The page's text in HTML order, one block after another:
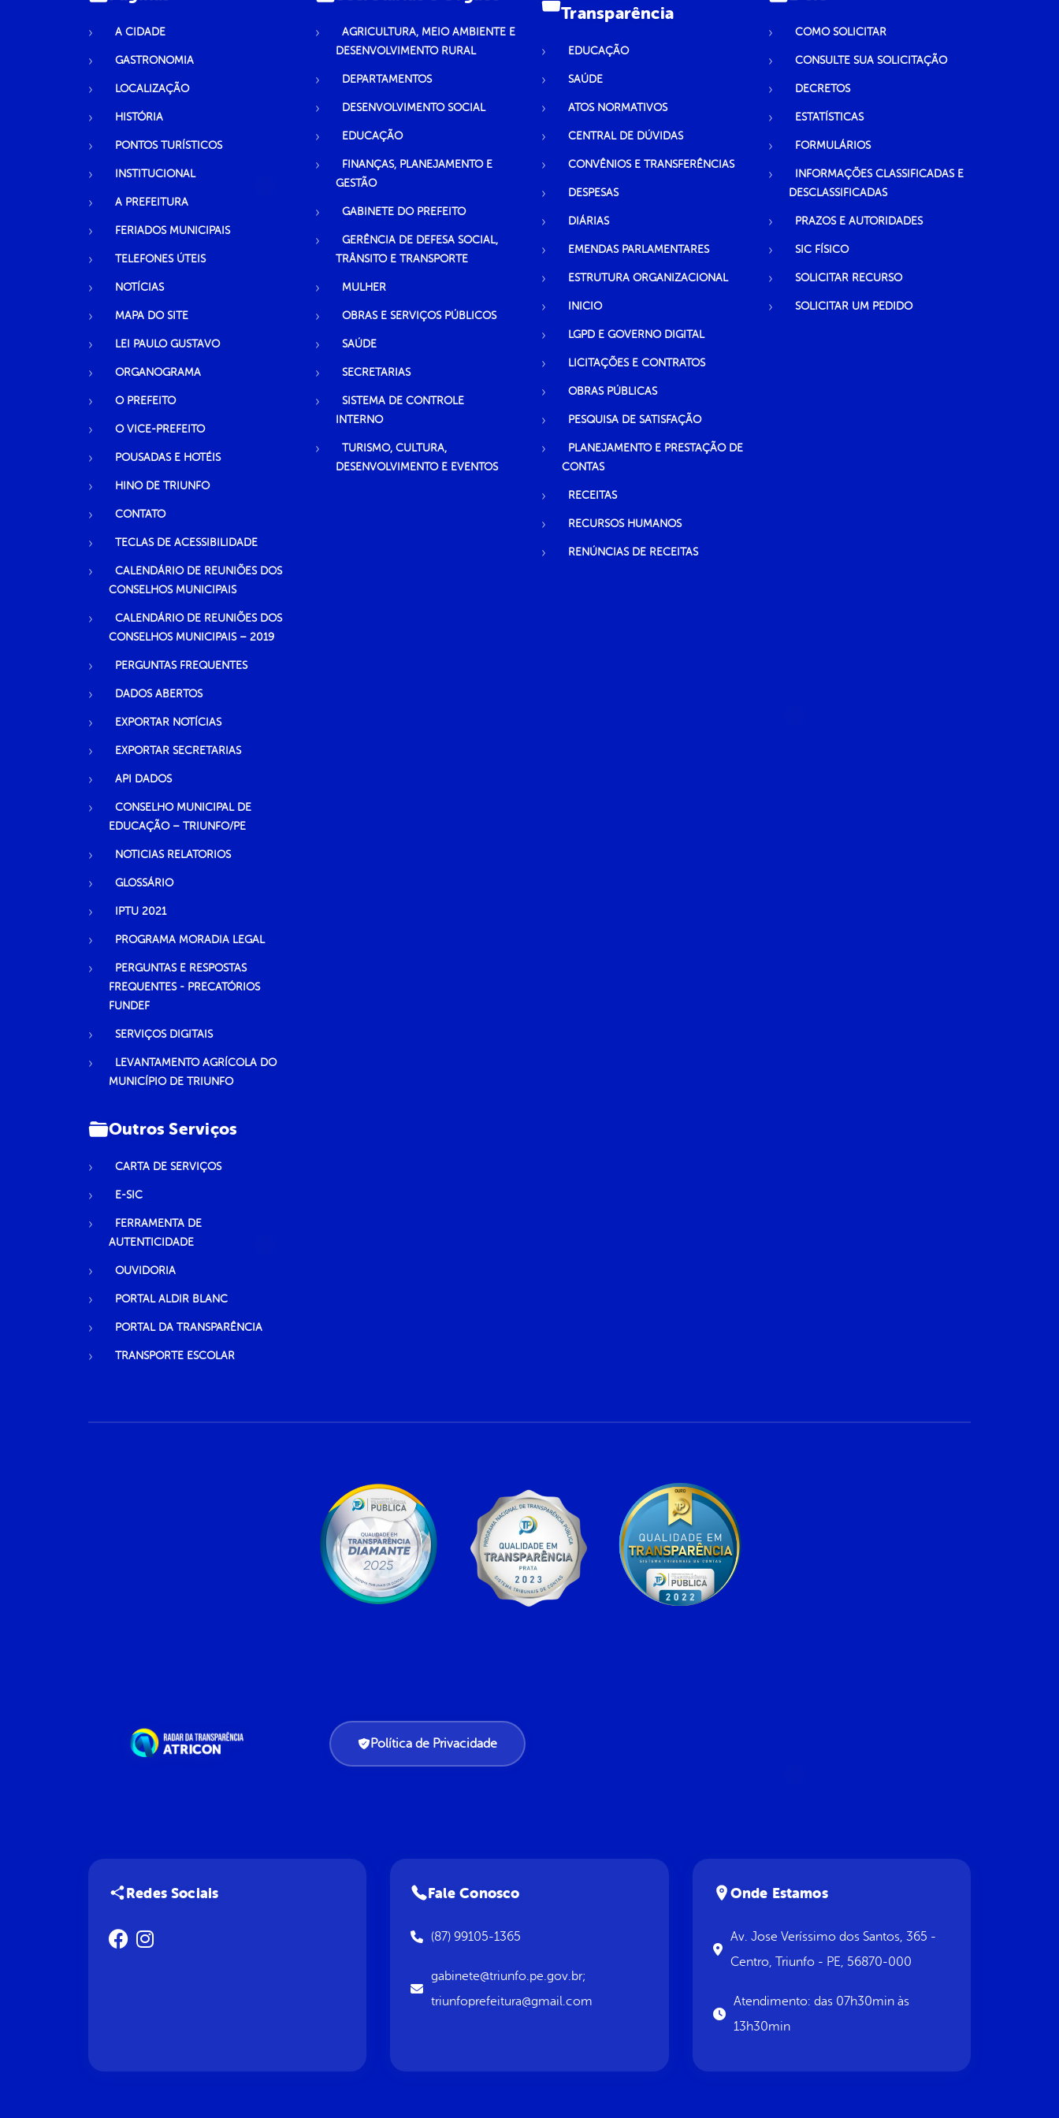
A CIDADE
GASTRONOMIA
LOCALIZAÇÃO
HISTÓRIA
PONTOS TURÍSTICOS
INSTITUCIONAL
A PREFEITURA
FERIADOS MUNICIPAIS
TELEFONES ÚTEIS
NOTÍCIAS
MAPA DO SITE
LEI PAULO GUSTAVO
ORGANOGRAMA
O PREFEITO
O VICE-PREFEITO
POUSADAS E HOTÉIS
HINO DE TRIUNFO
CONTATO
TECLAS DE ACESSIBILIDADE
CALENDÁRIO DE REUNIÕES DOS
CONSELHOS MUNICIPAIS
CALENDÁRIO DE REUNIÕES DOS
CONSELHOS MUNICIPAIS – 2019
PERGUNTAS FREQUENTES
DADOS ABERTOS
EXPORTAR NOTÍCIAS
EXPORTAR SECRETARIAS
API DADOS
CONSELHO MUNICIPAL DE
EDUCAÇÃO – TRIUNFO/PE
NOTICIAS RELATORIOS
GLOSSÁRIO
IPTU 2021
PROGRAMA MORADIA LEGAL
PERGUNTAS E RESPOSTAS
FREQUENTES - PRECATÓRIOS
FUNDEF
SERVIÇOS DIGITAIS
LEVANTAMENTO AGRÍCOLA DO
MUNICÍPIO DE TRIUNFO
AGRICULTURA, MEIO AMBIENTE E
DESENVOLVIMENTO RURAL
DEPARTAMENTOS
DESENVOLVIMENTO SOCIAL
EDUCAÇÃO
FINANÇAS, PLANEJAMENTO E
GESTÃO
GABINETE DO PREFEITO
GERÊNCIA DE DEFESA SOCIAL,
TRÂNSITO E TRANSPORTE
MULHER
OBRAS E SERVIÇOS PÚBLICOS
SAÚDE
SECRETARIAS
SISTEMA DE CONTROLE
INTERNO
TURISMO, CULTURA,
DESENVOLVIMENTO E EVENTOS
Transparência
EDUCAÇÃO
SAÚDE
ATOS NORMATIVOS
CENTRAL DE DÚVIDAS
CONVÊNIOS E TRANSFERÊNCIAS
DESPESAS
DIÁRIAS
EMENDAS PARLAMENTARES
ESTRUTURA ORGANIZACIONAL
INICIO
LGPD E GOVERNO DIGITAL
LICITAÇÕES E CONTRATOS
OBRAS PÚBLICAS
PESQUISA DE SATISFAÇÃO
PLANEJAMENTO E PRESTAÇÃO DE
CONTAS
RECEITAS
RECURSOS HUMANOS
RENÚNCIAS DE RECEITAS
COMO SOLICITAR
CONSULTE SUA SOLICITAÇÃO
DECRETOS
ESTATÍSTICAS
FORMULÁRIOS
INFORMAÇÕES CLASSIFICADAS E
DESCLASSIFICADAS
PRAZOS E AUTORIDADES
SIC FÍSICO
SOLICITAR RECURSO
SOLICITAR UM PEDIDO
Outros Serviços
CARTA DE SERVIÇOS
E-SIC
FERRAMENTA DE
AUTENTICIDADE
OUVIDORIA
PORTAL ALDIR BLANC
PORTAL DA TRANSPARÊNCIA
TRANSPORTE ESCOLAR
Política de Privacidade
Redes Sociais Fale Conosco
(87) 99105-1365
gabinete@triunfo.pe.gov.br;
triunfoprefeitura@gmail.com
Onde Estamos
Av. Jose Veríssimo dos Santos, 365 -
Centro, Triunfo - PE, 56870-000
Atendimento: das 07h30min às
13h30min